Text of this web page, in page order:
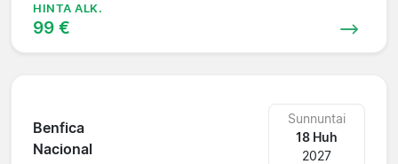
HINTA ALK.
99 €
Benfica
Nacional
Sunnuntai
18 Huh
2027